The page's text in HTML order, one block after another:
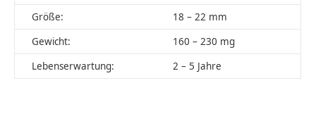
Größe:
18 – 22 mm
Gewicht:
160 – 230 mg
Lebenserwartung:
2 – 5 Jahre